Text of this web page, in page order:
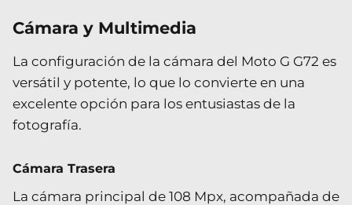
Cámara y Multimedia
La configuración de la cámara del Moto G G72 es
versátil y potente, lo que lo convierte en una
excelente opción para los entusiastas de la
fotografía.
Cámara Trasera
La cámara principal de 108 Mpx, acompañada de